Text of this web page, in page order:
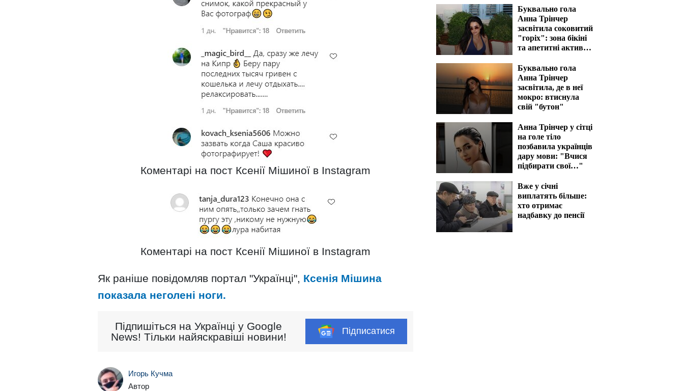
Коментарі на пост Ксенії Мішиної в Instagram
Коментарі на пост Ксенії Мішиної в Instagram
Як раніше повідомляв портал "Українці", Ксенія Мішина
показала неголені ноги.
Підпишіться на Українці у Google
News! Тільки найяскравіші новини!
Підписатися
Игорь Кучма
Автор
Буквально гола
Анна Трінчер
засвітила соковитий
"горіх": зона бікіні
та апетитні активи
Буквально гола
Анна Трінчер
засвітила, де в неї
мокро: втиснула
свій "бутон"
Анна Трінчер у сітці
на голе тіло
позбавила українців
дару мови: "Вчися
підбирати свої…"
Вже у січні
виплатять більше:
хто отримає
надбавку до пенсії